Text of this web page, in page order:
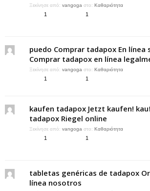
Ξεκίνησε από: vangoga στο: Καθαριότητα
1 1
puedo Comprar tadapox En línea
Comprar tadapox en línea
Ξεκίνησε από: vangoga στο: Καθαριότητα
1 1
kaufen tadapox Jetzt kaufen!
tadapox Riegel online
Ξεκίνησε από: vangoga στο: Καθαριότητα
1 1
tabletas genéricas de tadapox
línea nosotros